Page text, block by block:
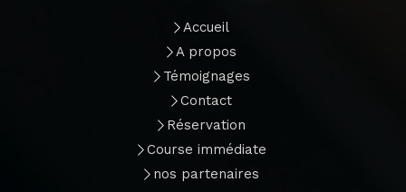
Accueil
A propos
Témoignages
Contact
Réservation
Course immédiate
nos partenaires